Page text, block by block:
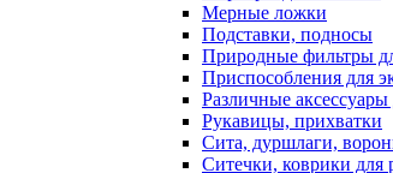
Мерные ложки
Подставки, подносы
Природные фильтры
Приспособления для
Различные
Рукавицы, прихватки
Сита, дуршлаги,
Ситечки, коврики для